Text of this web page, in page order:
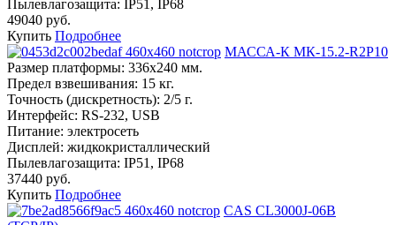
Пылевлагозащита: IP51, IP68
49040 руб.
Купить Подробнее
МАССА-К МК-15.2-R2P10
Размер платформы: 336х240 мм.
Предел взвешивания: 15 кг.
Точность (дискретность): 2/5 г.
Интерфейс: RS-232, USB
Питание: электросеть
Дисплей: жидкокристаллический
Пылевлагозащита: IP51, IP68
37440 руб.
Купить Подробнее
CAS CL3000J-06B